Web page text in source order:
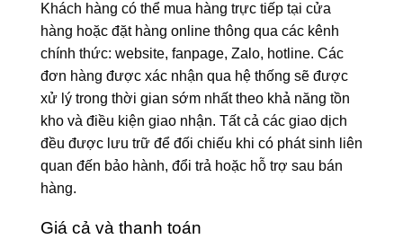
Khách hàng có thể mua hàng trực tiếp tại cửa
hàng hoặc đặt hàng online thông qua các kênh
chính thức: website, fanpage, Zalo, hotline. Các
đơn hàng được xác nhận qua hệ thống sẽ được
xử lý trong thời gian sớm nhất theo khả năng tồn
kho và điều kiện giao nhận. Tất cả các giao dịch
đều được lưu trữ để đối chiếu khi có phát sinh liên
quan đến bảo hành, đổi trả hoặc hỗ trợ sau bán
hàng.
Giá cả và thanh toán